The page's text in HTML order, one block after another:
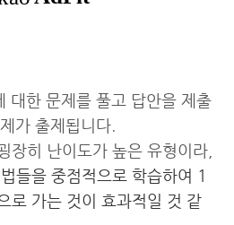
대한 문제를 풀고 답안을 제출
가 출제됩니다.
장히 난이도가 높은 유형이라,
들을 중점적으로 학습하여 1
로 가는 것이 효과적일 것 같